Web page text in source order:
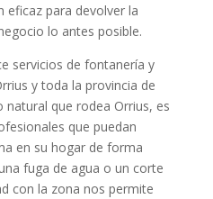
eficaz para devolver la
lo antes posible.
servicios de fontanería y
y toda la provincia de
natural que rodea Orrius, es
que puedan
en su hogar de forma
fuga de agua o un corte
con la zona nos permite